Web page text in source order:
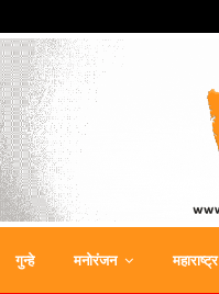
गुन्हे मनोरंजन महाराष्ट्र